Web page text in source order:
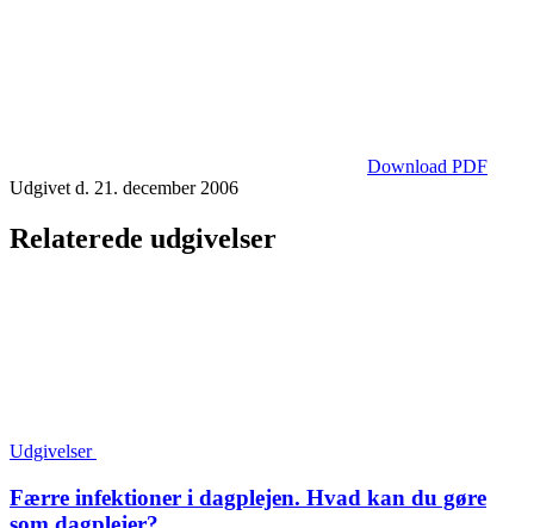
Download PDF
Udgivet d. 21. december 2006
Relaterede udgivelser
Udgivelser
Færre infektioner i dagplejen. Hvad kan du gøre